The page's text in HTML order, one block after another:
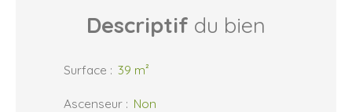
Descriptif du bien
Surface : 39 m²
Ascenseur : Non